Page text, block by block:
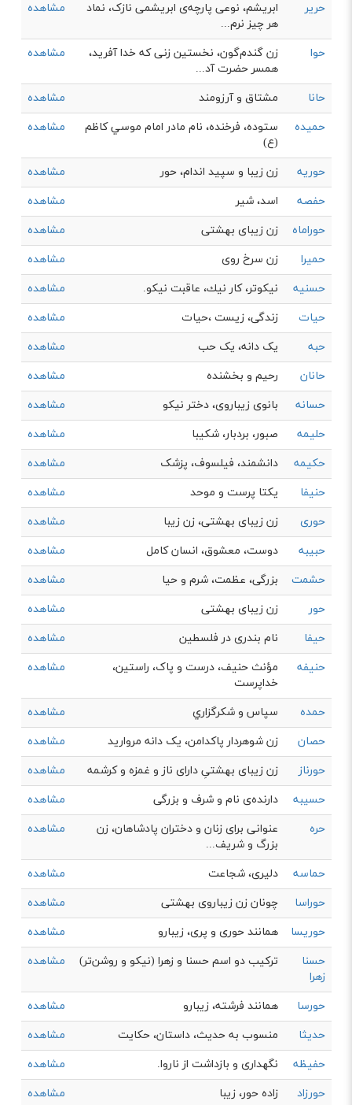
حریر
ابریشم، نوعی پارچه‌ی ابریشمی نازک، نماد
هر چیز نرم...
مشاهده
حوا
زن گندم‌گون، نخستین زنی که خدا آفرید،
همسر حضرت آد...
مشاهده
حانا مشتاق و آرزومند
مشاهده
حمیده
ستوده، فرخنده، نام مادر امام موسي كاظم
(ع)
مشاهده
حوریه زن زیبا و سپید اندام، حور
مشاهده
حفصه
اسد، شیر
مشاهده
حوراماه
زن زیبای بهشتی
مشاهده
حمیرا
زن سرخ روی
مشاهده
حسنیه
نيكوتر، كار نيك، عاقبت نيكو.
مشاهده
حیات
زندگی، زیست ،حیات
مشاهده
حبه
یک دانه، یک حب
مشاهده
حانان
رحیم و بخشنده
مشاهده
حسانه
بانوی زیباروی، دختر نیکو
مشاهده
حلیمه
صبور، بردبار، شکیبا
مشاهده
حکیمه
دانشمند، فیلسوف، پزشک
مشاهده
حنیفا
يكتا پرست و موحد
مشاهده
حوری
زن زیبای بهشتی، زن زیبا
مشاهده
حبیبه
دوست، معشوق، انسان کامل
مشاهده
حشمت
بزرگی، عظمت، شرم و حیا
مشاهده
حور
زن زیبای بهشتی
مشاهده
حیفا
نام بندری در فلسطین
مشاهده
حنیفه
مؤنث حنیف، درست و پاک، راستین،
خداپرست
مشاهده
حمده سپاس و شكرگزاري
مشاهده
حصان
زن شوهردار پاکدامن، یک دانه مروارید
مشاهده
حورناز
زن زیبای بهشتیِ دارای ناز و غمزه و کرشمه
مشاهده
حسیبه
دارنده‌ی نام و شرف و بزرگی
مشاهده
حره
عنوانی برای زنان و دختران پادشاهان، زن
بزرگ و شریف...
مشاهده
حماسه دلیری، شجاعت
مشاهده
حوراسا
چونان زن زیباروی بهشتی
مشاهده
حوریسا
همانند حوری و پری، زیبارو
مشاهده
حسنا
زهرا
ترکیب دو اسم حسنا و زهرا (نیکو و روشن‌تر) مشاهده
حورسا همانند فرشته، زیبارو
مشاهده
حدیثا
منسوب به حدیث، داستان، حکایت
مشاهده
حفیظه
نگهداری و بازداشت از ناروا.
مشاهده
حورزاد
زاده حور، زیبا مشاهده